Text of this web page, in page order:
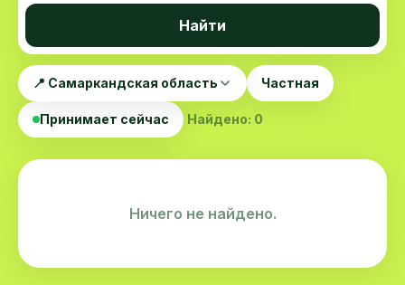
Найти
📍 Самаркандская область Частная
Принимает сейчас Найдено: 0
Ничего не найдено.